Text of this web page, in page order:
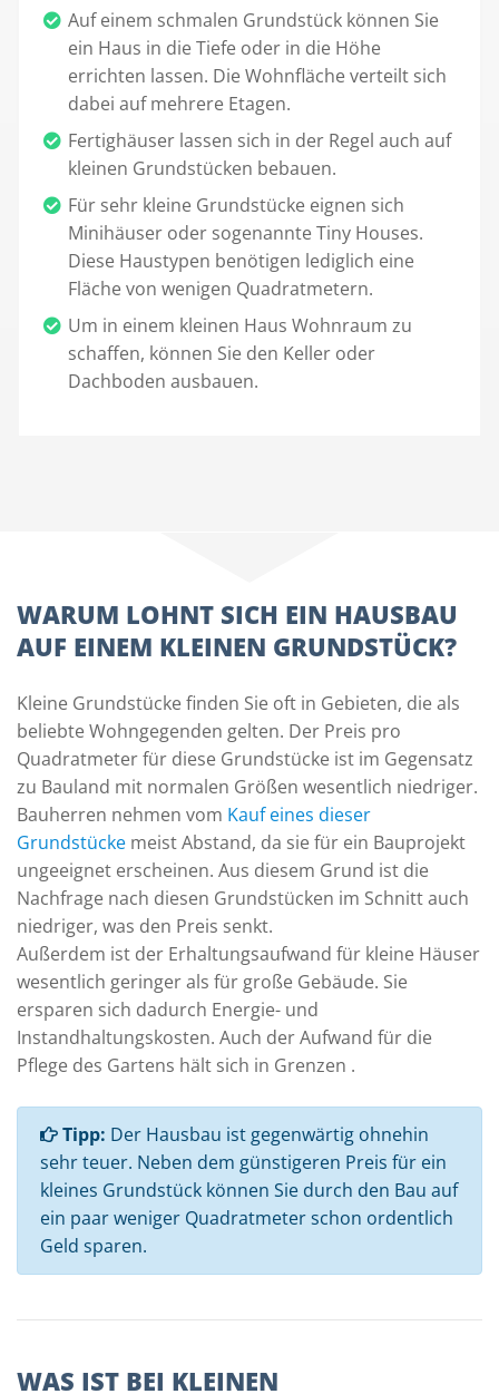
Auf einem schmalen Grundstück können Sie
ein Haus in die Tiefe oder in die Höhe
errichten lassen. Die Wohnfläche verteilt sich
dabei auf mehrere Etagen.
Fertighäuser lassen sich in der Regel auch auf
kleinen Grundstücken bebauen.
Für sehr kleine Grundstücke eignen sich
Minihäuser oder sogenannte Tiny Houses.
Diese Haustypen benötigen lediglich eine
Fläche von wenigen Quadratmetern.
Um in einem kleinen Haus Wohnraum zu
schaffen, können Sie den Keller oder
Dachboden ausbauen.
WARUM LOHNT SICH EIN HAUSBAU
AUF EINEM KLEINEN GRUNDSTÜCK?
Kleine Grundstücke finden Sie oft in Gebieten, die als
beliebte Wohngegenden gelten. Der Preis pro
Quadratmeter für diese Grundstücke ist im Gegensatz
zu Bauland mit normalen Größen wesentlich niedriger.
Bauherren nehmen vom Kauf eines dieser
Grundstücke meist Abstand, da sie für ein Bauprojekt
ungeeignet erscheinen. Aus diesem Grund ist die
Nachfrage nach diesen Grundstücken im Schnitt auch
niedriger, was den Preis senkt.
Außerdem ist der Erhaltungsaufwand für kleine Häuser
wesentlich geringer als für große Gebäude. Sie
ersparen sich dadurch Energie- und
Instandhaltungskosten. Auch der Aufwand für die
Pflege des Gartens hält sich in Grenzen .
Tipp: Der Hausbau ist gegenwärtig ohnehin
sehr teuer. Neben dem günstigeren Preis für ein
kleines Grundstück können Sie durch den Bau auf
ein paar weniger Quadratmeter schon ordentlich
Geld sparen.
WAS IST BEI KLEINEN